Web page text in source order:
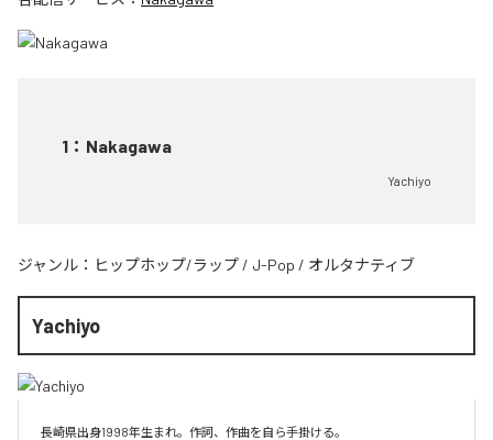
1 ： Nakagawa
Yachiyo
ジャンル： ヒップホップ/ラップ / J-Pop / オルタナティブ
Yachiyo
長崎県出身1998年生まれ。作詞、作曲を自ら手掛ける。